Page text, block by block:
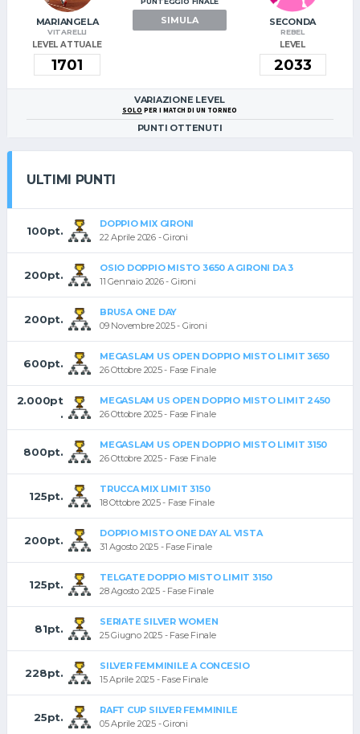
MARIANGELA
VITARELLI
LEVEL ATTUALE
SIMULA SECONDA
REBEL
LEVEL
VARIAZIONE LEVEL
SOLO PER I MATCH DI UN TORNEO
PUNTI OTTENUTI
ULTIMI PUNTI
100pt.
DOPPIO MIX GIRONI
22 Aprile 2026 - Gironi
200pt.
OSIO DOPPIO MISTO 3650 A GIRONI DA 3
11 Gennaio 2026 - Gironi
200pt.
BRUSA ONE DAY
09 Novembre 2025 - Gironi
600pt.
MEGASLAM US OPEN DOPPIO MISTO LIMIT 3650
26 Ottobre 2025 - Fase Finale
2.000pt
.
MEGASLAM US OPEN DOPPIO MISTO LIMIT 2450
26 Ottobre 2025 - Fase Finale
800pt.
MEGASLAM US OPEN DOPPIO MISTO LIMIT 3150
26 Ottobre 2025 - Fase Finale
125pt.
TRUCCA MIX LIMIT 3150
18 Ottobre 2025 - Fase Finale
200pt.
DOPPIO MISTO ONE DAY AL VISTA
31 Agosto 2025 - Fase Finale
125pt.
TELGATE DOPPIO MISTO LIMIT 3150
28 Agosto 2025 - Fase Finale
81pt.
SERIATE SILVER WOMEN
25 Giugno 2025 - Fase Finale
228pt.
SILVER FEMMINILE A CONCESIO
15 Aprile 2025 - Fase Finale
25pt.
RAFT CUP SILVER FEMMINILE
05 Aprile 2025 - Gironi